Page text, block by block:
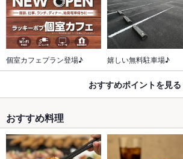
個室カフェプラン登場♪ 嬉しい無料駐車場♪
おすすめポイントを見る
おすすめ料理